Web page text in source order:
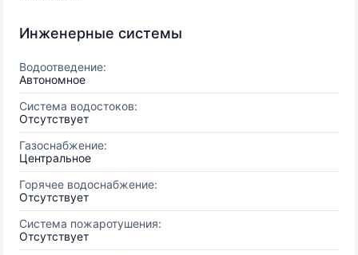
Инженерные системы
Водоотведение:
Автономное
Система водостоков:
Отсутствует
Газоснабжение:
Центральное
Горячее водоснабжение:
Отсутствует
Система пожаротушения:
Отсутствует